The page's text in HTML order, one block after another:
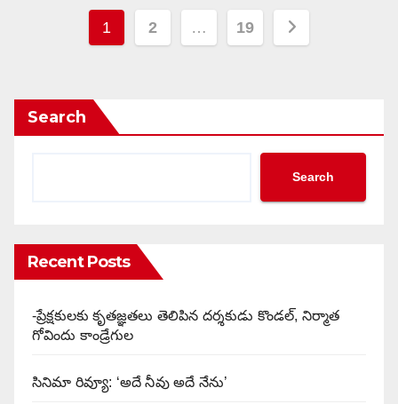
Posts
1 2 … 19
Search
Search
Recent Posts
-ప్రేక్షకులకు కృతజ్ఞతలు తెలిపిన దర్శకుడు కొండల్, నిర్మాత
గోవిందు కాండ్రేగుల
సినిమా రివ్యూ: ‘అదే నీవు అదే నేను’